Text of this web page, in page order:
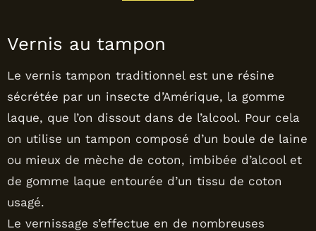
Vernis au tampon
Le vernis tampon traditionnel est une résine
sécrétée par un insecte d’Amérique, la gomme
laque, que l’on dissout dans de l’alcool. Pour cela
on utilise un tampon composé d’un boule de laine
ou mieux de mèche de coton, imbibée d’alcool et
de gomme laque entourée d’un tissu de coton
usagé.
Le vernissage s’effectue en de nombreuses